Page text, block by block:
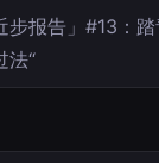
步报告」#13：
法“